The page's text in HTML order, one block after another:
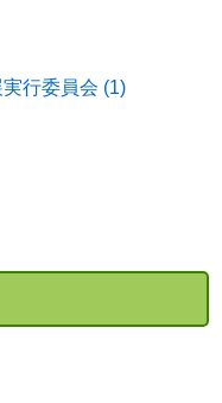
行委員会 (1)